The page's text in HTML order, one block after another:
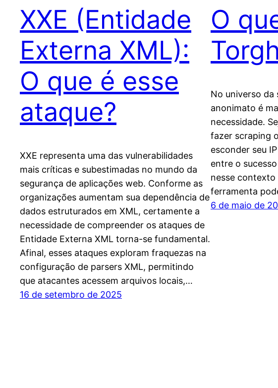
XXE (Entidade
Externa XML):
O que é esse
ataque?
XXE representa uma das vulnerabilidades
mais críticas e subestimadas no mundo da
segurança de aplicações web. Conforme as
organizações aumentam sua dependência de
dados estruturados em XML, certamente a
necessidade de compreender os ataques de
Entidade Externa XML torna-se fundamental.
Afinal, esses ataques exploram fraquezas na
configuração de parsers XML, permitindo
que atacantes acessem arquivos locais,…
16 de setembro de 2025
O
No universo da
anonimato é
necessidade.
fazer scraping
esconder seu
entre o
nesse
ferramenta
6 de maio de